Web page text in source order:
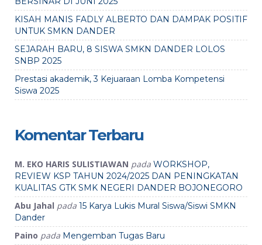
KISAH MANIS FADLY ALBERTO DAN DAMPAK POSITIF
UNTUK SMKN DANDER
SEJARAH BARU, 8 SISWA SMKN DANDER LOLOS
SNBP 2025
Prestasi akademik, 3 Kejuaraan Lomba Kompetensi
Siswa 2025
Komentar Terbaru
M. EKO HARIS SULISTIAWAN pada WORKSHOP,
REVIEW KSP TAHUN 2024/2025 DAN PENINGKATAN
KUALITAS GTK SMK NEGERI DANDER BOJONEGORO
Abu Jahal pada 15 Karya Lukis Mural Siswa/Siswi SMKN
Dander
Paino pada Mengemban Tugas Baru